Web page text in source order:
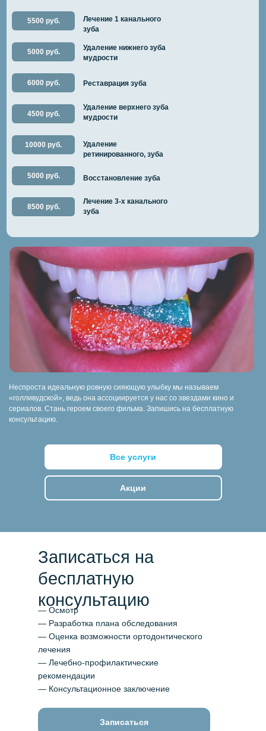
Все услуги
Акции
Неспроста идеальную ровную сияющую улыбку мы называем
«голливудской», ведь она ассоциируется у нас со звездами кино и
сериалов. Стань героем своего фильма. Запишись на бесплатную
консультацию.
Лечение 1 канального
зуба
5500 руб.
Удаление верхнего зуба
мудрости
Реставрация зуба
6000 руб.
Удаление
ретинированного, зуба
4500 руб.
10000 руб.
Восстановление зуба
Лечение 3-х канального
зуба
5000 руб.
8500 руб.
Удаление нижнего зуба
мудрости
5000 руб.
Записаться на
бесплатную
консультацию
— Осмотр
— Разработка плана обследования
— Оценка возможности ортодонтического
лечения
— Лечебно-профилактические
рекомендации
— Консультационное заключение
Записаться